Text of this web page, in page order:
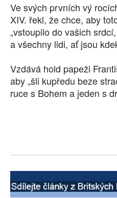
Ve svých prvních vý
XIV. řekl, že chce, aby
„vstoupilo do vašich
a všechny lidi, ať jsou
Vzdává hold papeži
aby „šli kupředu beze
ruce s Bohem a jeden s